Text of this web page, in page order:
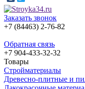
Заказать звонок
+7 (84463) 2-76-82
Обратная связь
+7 904-433-32-32
Товары
Стройматериалы
Древесно-плитные и